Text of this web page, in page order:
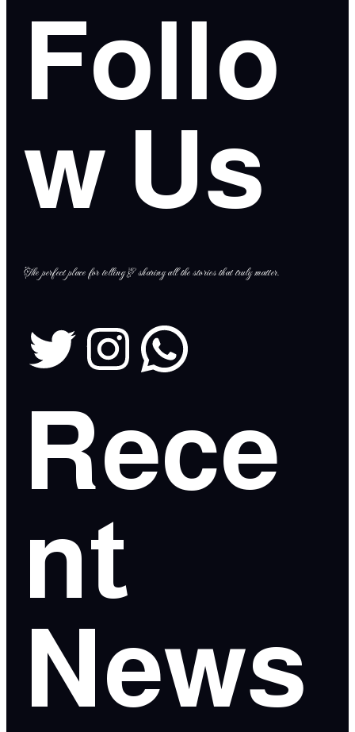
Follo
w Us
The perfect place for telling & sharing all the stories that truly matter.
Rece
nt
News